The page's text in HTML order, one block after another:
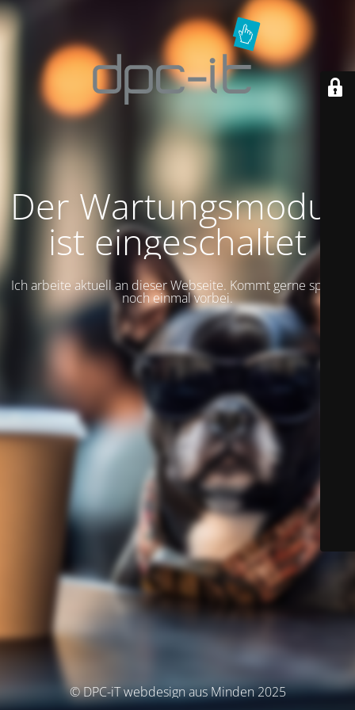
Der Wartungsmodus
ist eingeschaltet
Ich arbeite aktuell an dieser Webseite. Kommt gerne später
noch einmal vorbei.
© DPC-iT webdesign aus Minden 2025